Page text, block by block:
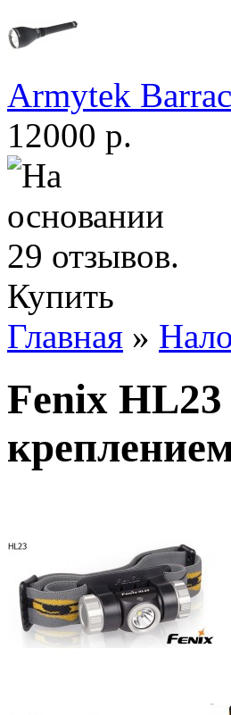
Armytek
12000 р.
Купить
Главная »
Fenix HL23